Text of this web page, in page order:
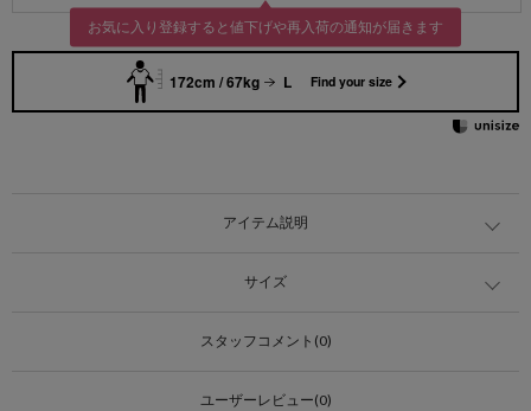
お気に入り登録すると値下げや再入荷の通知が届きます
172cm / 67kg L Find your size
アイテム説明
サイズ
スタッフコメント(0)
ユーザーレビュー(0)